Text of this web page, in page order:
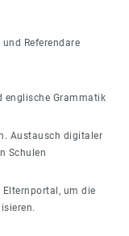
Referendare
englische Grammatik
Austausch digitaler
Schulen
um die